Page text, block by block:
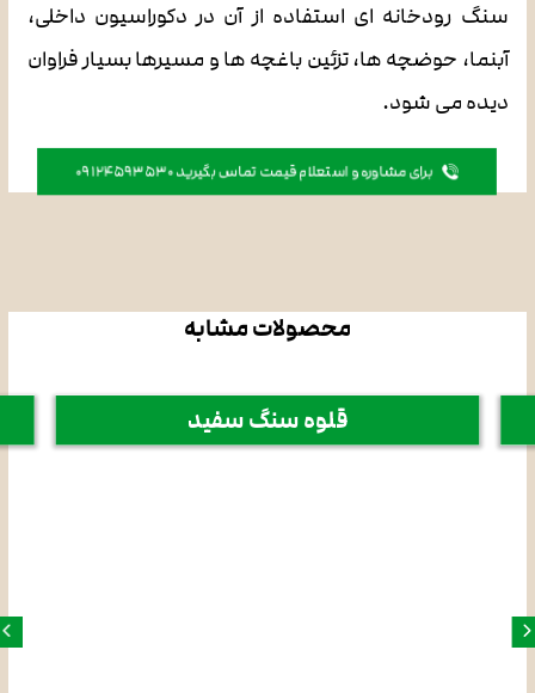
سنگ رودخانه ای استفاده از آن در دکوراسیون داخلی،
آبنما، حوضچه ها، تزئین باغچه ها و مسیرها بسیار فراوان
دیده می شود.
برای مشاوره و استعلام قیمت تماس بگیرید 09124593530
محصولات مشابه
قلوه سنگ سفید